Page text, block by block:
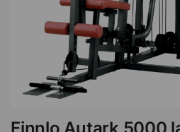
Finnlo Autark 5000